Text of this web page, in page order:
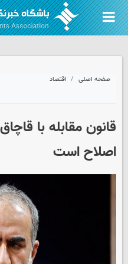
صفحه اصلی اقتصاد
قانون مقابله با
اصلاح است